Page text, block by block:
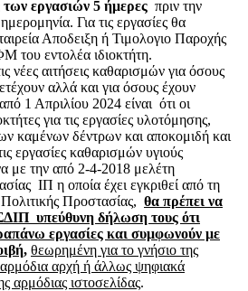
των εργασιών 5 ήμερες πριν την
Για τις εργασίες θα
Αποδειξη ή Τιμολογιο Παροχής
εντολέα ιδιοκτήτη.
νέες αιτήσεις καθαρισμών για όσους
αλλά και για όσους έχουν
1 Απριλίου 2024 είναι ότι οι
για τις εργασίες υλοτόμησης,
καμένων δέντρων και αποκομιδή και
εργασίες καθαρισμών υγιούς
με την από 2-4-2018 μελέτη
ΙΠ η οποία έχει εγκριθεί από τη
Προστασίας, θα πρέπει να
υπεύθυνη δήλωση τους ότι
εργασίες και συμφωνούν με
θεωρημένη για το γνήσιο της
αρχή ή άλλως ψηφιακά
αρμόδιας ιστοσελίδας.